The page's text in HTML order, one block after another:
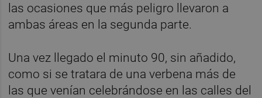
las ocasiones que más peligro llevaron a
ambas áreas en la segunda parte.
Una vez llegado el minuto 90, sin añadido,
como si se tratara de una verbena más de
las que venían celebrándose en las calles del